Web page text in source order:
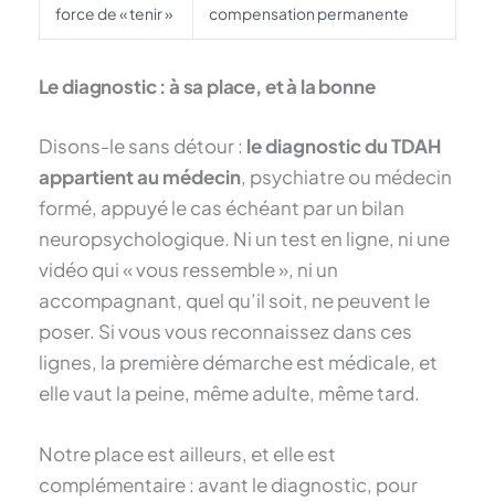
force de « tenir » compensation permanente
Le diagnostic : à sa place, et à la bonne
Disons-le sans détour : le diagnostic du TDAH
appartient au médecin, psychiatre ou médecin
formé, appuyé le cas échéant par un bilan
neuropsychologique. Ni un test en ligne, ni une
vidéo qui « vous ressemble », ni un
accompagnant, quel qu’il soit, ne peuvent le
poser. Si vous vous reconnaissez dans ces
lignes, la première démarche est médicale, et
elle vaut la peine, même adulte, même tard.
Notre place est ailleurs, et elle est
complémentaire : avant le diagnostic, pour